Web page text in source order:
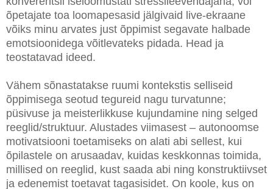
õpetajate toa loomapesasid jälgivaid live-ekraane
võiks minu arvates just õppimist segavate halbade
emotsioonidega võitlevateks pidada. Head ja
teostatavad ideed.
Vähem sõnastatakse ruumi kontekstis selliseid
õppimisega seotud tegureid nagu turvatunne;
püsivuse ja meisterlikkuse kujundamine ning selged
reeglid/struktuur. Alustades viimasest – autonoomse
motivatsiooni toetamiseks on alati abi sellest, kui
õpilastele on arusaadav, kuidas keskkonnas toimida,
millised on reeglid, kust saada abi ning konstruktiivset
ja edenemist toetavat tagasisidet. On koole, kus on